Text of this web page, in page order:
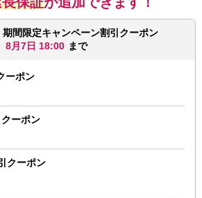
間限定キャンペーン割引クーポン
8月7日 18:00 まで
ーポン
ーポン
クーポン